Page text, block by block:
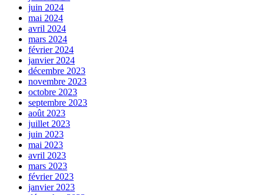
juin 2024
mai 2024
avril 2024
mars 2024
février 2024
janvier 2024
décembre 2023
novembre 2023
octobre 2023
septembre 2023
août 2023
juillet 2023
juin 2023
mai 2023
avril 2023
mars 2023
février 2023
janvier 2023